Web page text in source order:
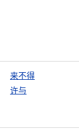
来不得
许与